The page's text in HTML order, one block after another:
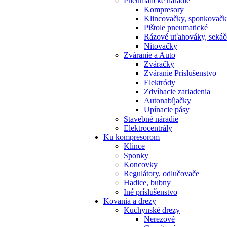
Kompresory
Klincovačky,
Pištole pneumatické
Rázové uťahováky,
Nitovačky
Zváranie a Auto
Zváračky
Zváranie Príslušenstvo
Elektródy
Zdvíhacie zariadenia
Autonabíjačky
Upínacie pásy
Stavebné náradie
Elektrocentrály
Ku kompresorom
Klince
Sponky
Koncovky
Regulátory, odlučovače
Hadice, bubny
Iné príslušenstvo
Kovania a drezy
Kuchynské drezy
Nerezové